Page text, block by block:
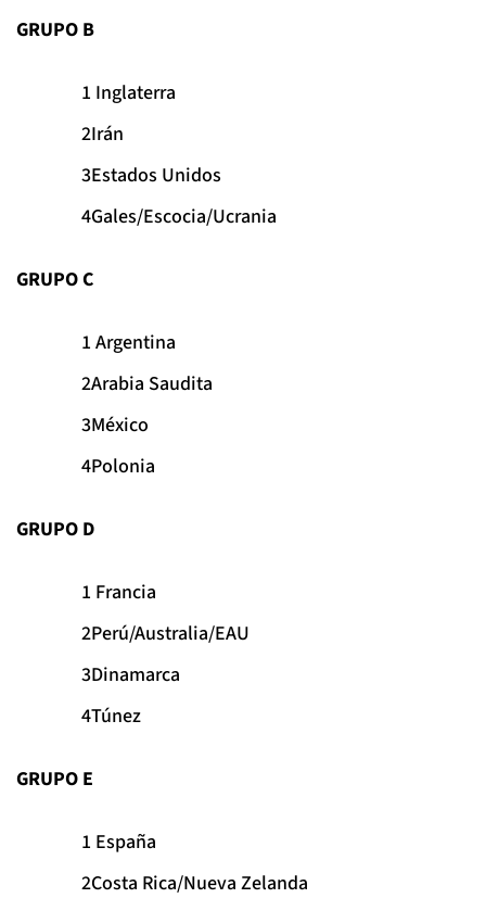
GRUPO B
Inglaterra
Irán
Estados Unidos
Gales/Escocia/Ucrania
GRUPO C
Argentina
Arabia Saudita
México
Polonia
GRUPO D
Francia
Perú/Australia/EAU
Dinamarca
Túnez
GRUPO E
España
Costa Rica/Nueva Zelanda